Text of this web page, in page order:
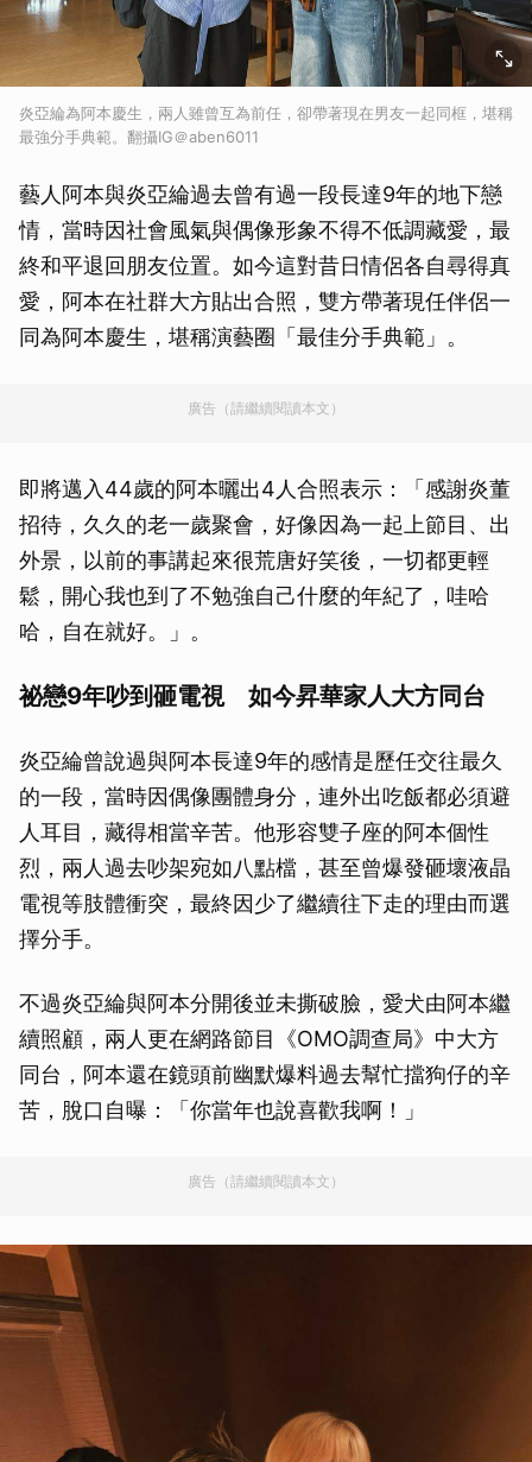
炎亞綸為阿本慶生，兩人雖曾互為前任，卻帶著現在男友一起同框，堪稱
最強分手典範。翻攝IG＠aben6011
藝人阿本與炎亞綸過去曾有過一段長達9年的地下戀
情，當時因社會風氣與偶像形象不得不低調藏愛，最
終和平退回朋友位置。如今這對昔日情侶各自尋得真
愛，阿本在社群大方貼出合照，雙方帶著現任伴侶一
同為阿本慶生，堪稱演藝圈「最佳分手典範」。
廣告（請繼續閱讀本文）
即將邁入44歲的阿本曬出4人合照表示：「感謝炎董
招待，久久的老一歲聚會，好像因為一起上節目、出
外景，以前的事講起來很荒唐好笑後，一切都更輕
鬆，開心我也到了不勉強自己什麼的年紀了，哇哈
哈，自在就好。」。
祕戀9年吵到砸電視 如今昇華家人大方同台
炎亞綸曾說過與阿本長達9年的感情是歷任交往最久
的一段，當時因偶像團體身分，連外出吃飯都必須避
人耳目，藏得相當辛苦。他形容雙子座的阿本個性
烈，兩人過去吵架宛如八點檔，甚至曾爆發砸壞液晶
電視等肢體衝突，最終因少了繼續往下走的理由而選
擇分手。
不過炎亞綸與阿本分開後並未撕破臉，愛犬由阿本繼
續照顧，兩人更在網路節目《OMO調查局》中大方
同台，阿本還在鏡頭前幽默爆料過去幫忙擋狗仔的辛
苦，脫口自曝：「你當年也說喜歡我啊！」
廣告（請繼續閱讀本文）